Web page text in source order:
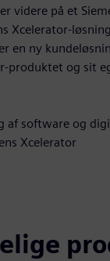
videre på et
Xcelerator-
en ny
produktet og sit
af software og
Xcelerator